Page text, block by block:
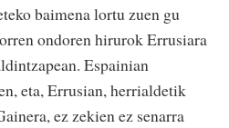
baimena lortu zuen gu
ondoren hirurok Errusiara
Espainian
eta, Errusian, herrialdetik
ez zekien ez senarra